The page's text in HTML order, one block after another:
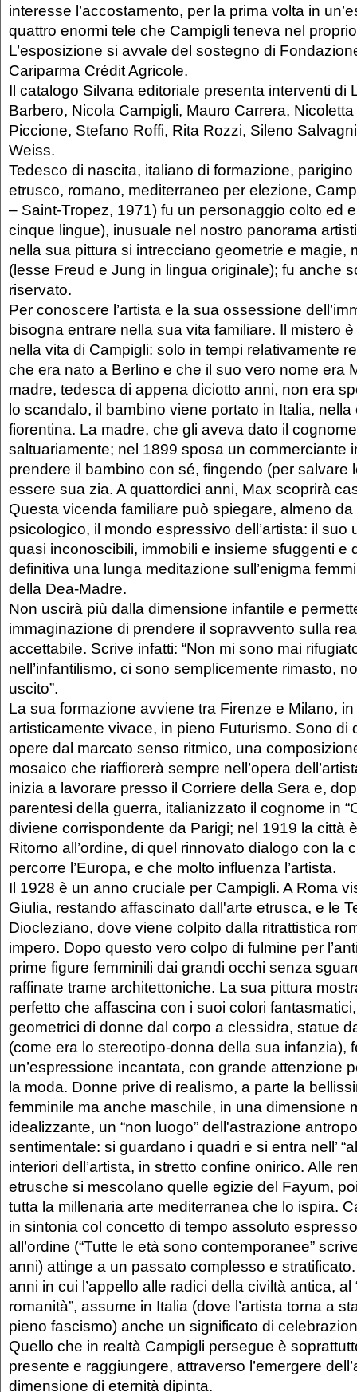
interesse l’accostamento, per la prima volta in
quattro enormi tele che Campigli teneva nel
L’esposizione si avvale del sostegno di
Cariparma Crédit Agricole.
Il catalogo Silvana editoriale presenta interventi di
Barbero, Nicola Campigli, Mauro Carrera,
Piccione, Stefano Roffi, Rita Rozzi, Sileno
Weiss.
Tedesco di nascita, italiano di formazione,
etrusco, romano, mediterraneo per elezione,
– Saint-Tropez, 1971) fu un personaggio colto ed
cinque lingue), inusuale nel nostro panorama
nella sua pittura si intrecciano geometrie e magie,
(lesse Freud e Jung in lingua originale); fu anche
riservato.
Per conoscere l’artista e la sua ossessione
bisogna entrare nella sua vita familiare. Il mistero
nella vita di Campigli: solo in tempi relativamente
che era nato a Berlino e che il suo vero nome era
madre, tedesca di appena diciotto anni, non era
lo scandalo, il bambino viene portato in Italia,
fiorentina. La madre, che gli aveva dato il
saltuariamente; nel 1899 sposa un commerciante
prendere il bambino con sé, fingendo (per salvare
essere sua zia. A quattordici anni, Max scoprirà
Questa vicenda familiare può spiegare, almeno
psicologico, il mondo espressivo dell’artista: il suo
quasi inconoscibili, immobili e insieme sfuggenti e
definitiva una lunga meditazione sull’enigma
della Dea-Madre.
Non uscirà più dalla dimensione infantile e
immaginazione di prendere il sopravvento sulla
accettabile. Scrive infatti: “Non mi sono mai
nell’infantilismo, ci sono semplicemente rimasto,
uscito”.
La sua formazione avviene tra Firenze e Milano,
artisticamente vivace, in pieno Futurismo. Sono di
opere dal marcato senso ritmico, una
mosaico che riaffiorerà sempre nell’opera
inizia a lavorare presso il Corriere della Sera e,
parentesi della guerra, italianizzato il cognome in
diviene corrispondente da Parigi; nel 1919 la città
Ritorno all’ordine, di quel rinnovato dialogo con la
percorre l’Europa, e che molto influenza l’artista.
Il 1928 è un anno cruciale per Campigli. A Roma
Giulia, restando affascinato dall'arte etrusca, e le
Diocleziano, dove viene colpito dalla ritrattistica
impero. Dopo questo vero colpo di fulmine per
prime figure femminili dai grandi occhi senza
raffinate trame architettoniche. La sua pittura
perfetto che affascina con i suoi colori
geometrici di donne dal corpo a clessidra, statue
(come era lo stereotipo-donna della sua infanzia),
un’espressione incantata, con grande attenzione
la moda. Donne prive di realismo, a parte la
femminile ma anche maschile, in una dimensione
idealizzante, un “non luogo” dell'astrazione
sentimentale: si guardano i quadri e si entra nell’
interiori dell’artista, in stretto confine onirico. Alle
etrusche si mescolano quelle egizie del Fayum,
tutta la millenaria arte mediterranea che lo ispira.
in sintonia col concetto di tempo assoluto
all’ordine (“Tutte le età sono contemporanee”
anni) attinge a un passato complesso e
anni in cui l’appello alle radici della civiltà antica, al
romanità”, assume in Italia (dove l’artista torna a
pieno fascismo) anche un significato di
Quello che in realtà Campigli persegue è
presente e raggiungere, attraverso l’emergere
dimensione di eternità dipinta.